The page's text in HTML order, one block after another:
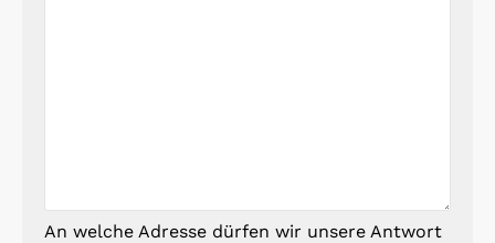
An welche Adresse dürfen wir unsere Antwort